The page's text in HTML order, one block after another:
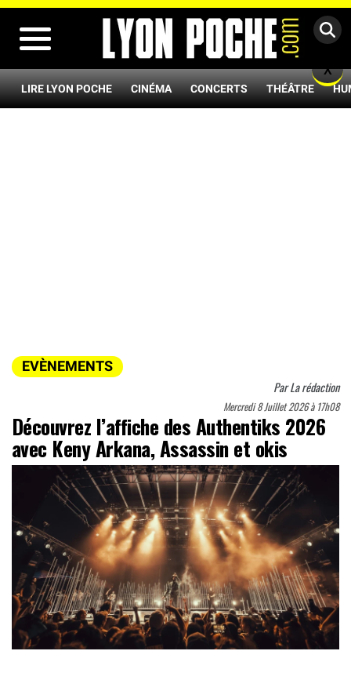
LIRE LYON POCHE CINÉMA CONCERTS THÉÂTRE
EVÈNEMENTS
ParLa rédaction
Mercredi 8 Juillet 2026 à 17h08
Découvrez l’affiche des Authentiks 2026
avec Keny Arkana, Assassin et okis
X